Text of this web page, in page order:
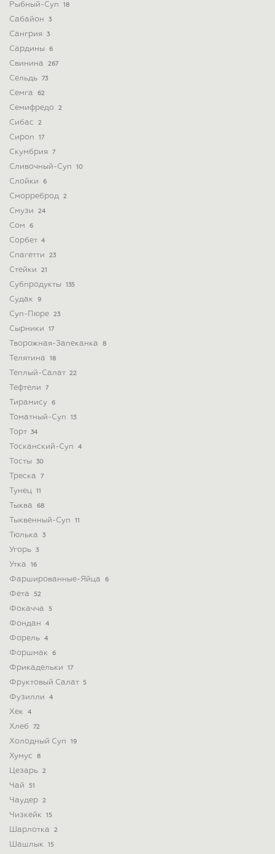
Рыбный-Суп 18
Сабайон 3
Сангрия 3
Сардины 6
Свинина 267
Сельдь 73
Семга 62
Семифредо 2
Сибас 2
Сироп 17
Скумбрия 7
Сливочный-Суп 10
Слойки 6
Сморреброд 2
Смузи 24
Сом 6
Сорбет 4
Спагетти 23
Стейки 21
Субпродукты 135
Судак 9
Суп-Пюре 23
Сырники 17
Творожная-Запеканка 8
Телятина 18
Теплый-Салат 22
Тефтели 7
Тирамису 6
Томатный-Суп 13
Торт 34
Тосканский-Суп 4
Тосты 30
Треска 7
Тунец 11
Тыква 68
Тыквенный-Суп 11
Тюлька 3
Угорь 3
Утка 16
Фаршированные-Яйца 6
Фета 52
Фокачча 5
Фондан 4
Форель 4
Форшмак 6
Фрикадельки 17
Фруктовый Салат 5
Фузилли 4
Хек 4
Хлеб 72
Холодный Суп 19
Хумус 8
Цезарь 2
Чай 51
Чаудер 2
Чизкейк 15
Шарлотка 2
Шашлык 15